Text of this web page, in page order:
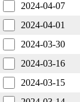
2024-04-07
2024-04-01
2024-03-30
2024-03-16
2024-03-15